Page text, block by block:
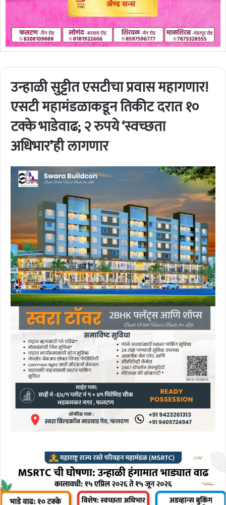
उन्हाळी सुट्टीत एसटीचा प्रवास महागणार!
एसटी महामंडळाकडून तिकीट दरात १०
टक्के भाडेवाढ; २ रुपये ‘स्वच्छता
अधिभार’ही लागणार